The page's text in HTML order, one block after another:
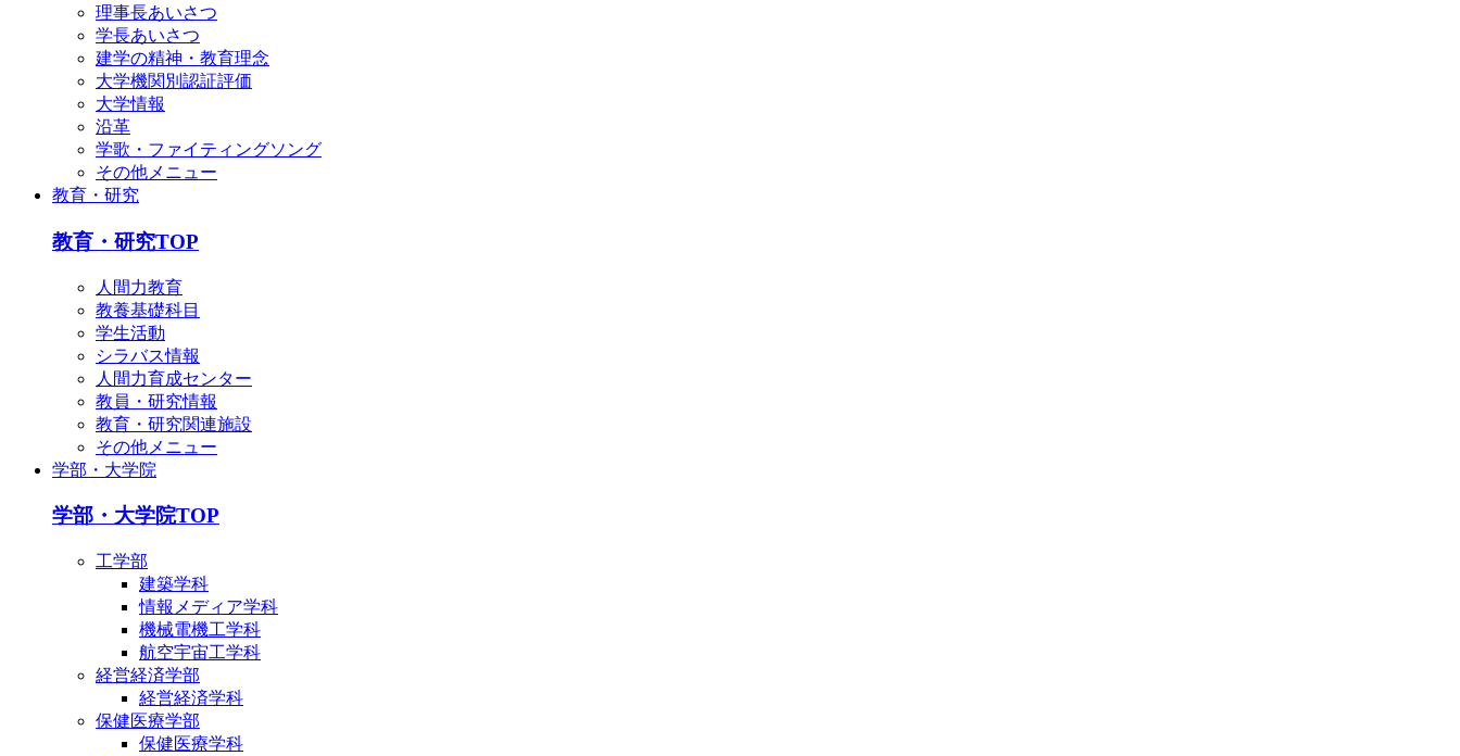
理事長あいさつ
学長あいさつ
建学の精神・教育理念
大学機関別認証評価
大学情報
沿革
学歌・ファイティングソング
その他メニュー
教育・研究
教育・研究TOP
人間力教育
教養基礎科目
学生活動
シラバス情報
人間力育成センター
教員・研究情報
教育・研究関連施設
その他メニュー
学部・大学院
学部・大学院TOP
工学部
建築学科
情報メディア学科
機械電機工学科
航空宇宙工学科
経営経済学部
経営経済学科
保健医療学部
保健医療学科